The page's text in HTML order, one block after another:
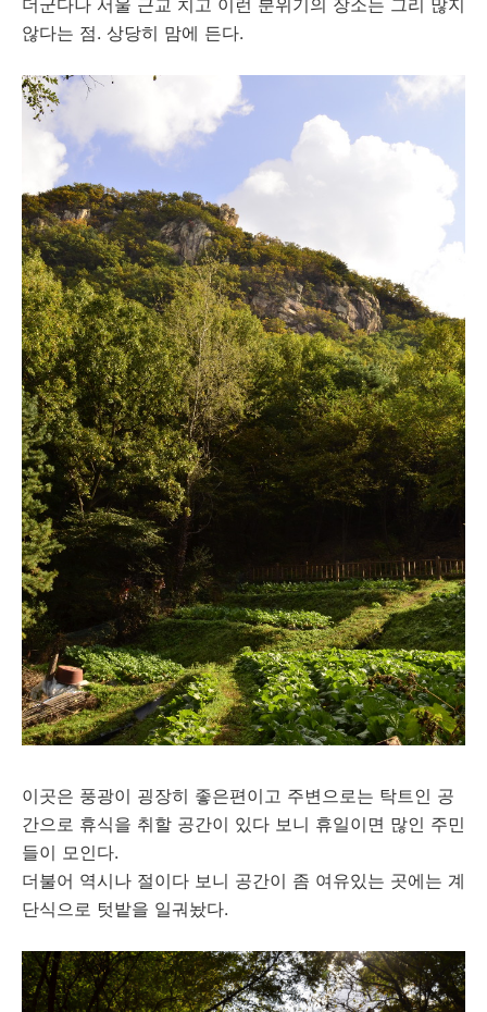
더군다나 서울 근교 치고 이런 분위기의 장소는 그리 많지
않다는 점. 상당히 맘에 든다.
이곳은 풍광이 굉장히 좋은편이고 주변으로는 탁트인 공
간으로 휴식을 취할 공간이 있다 보니 휴일이면 많인 주민
들이 모인다.
더불어 역시나 절이다 보니 공간이 좀 여유있는 곳에는 계
단식으로 텃밭을 일궈놨다.